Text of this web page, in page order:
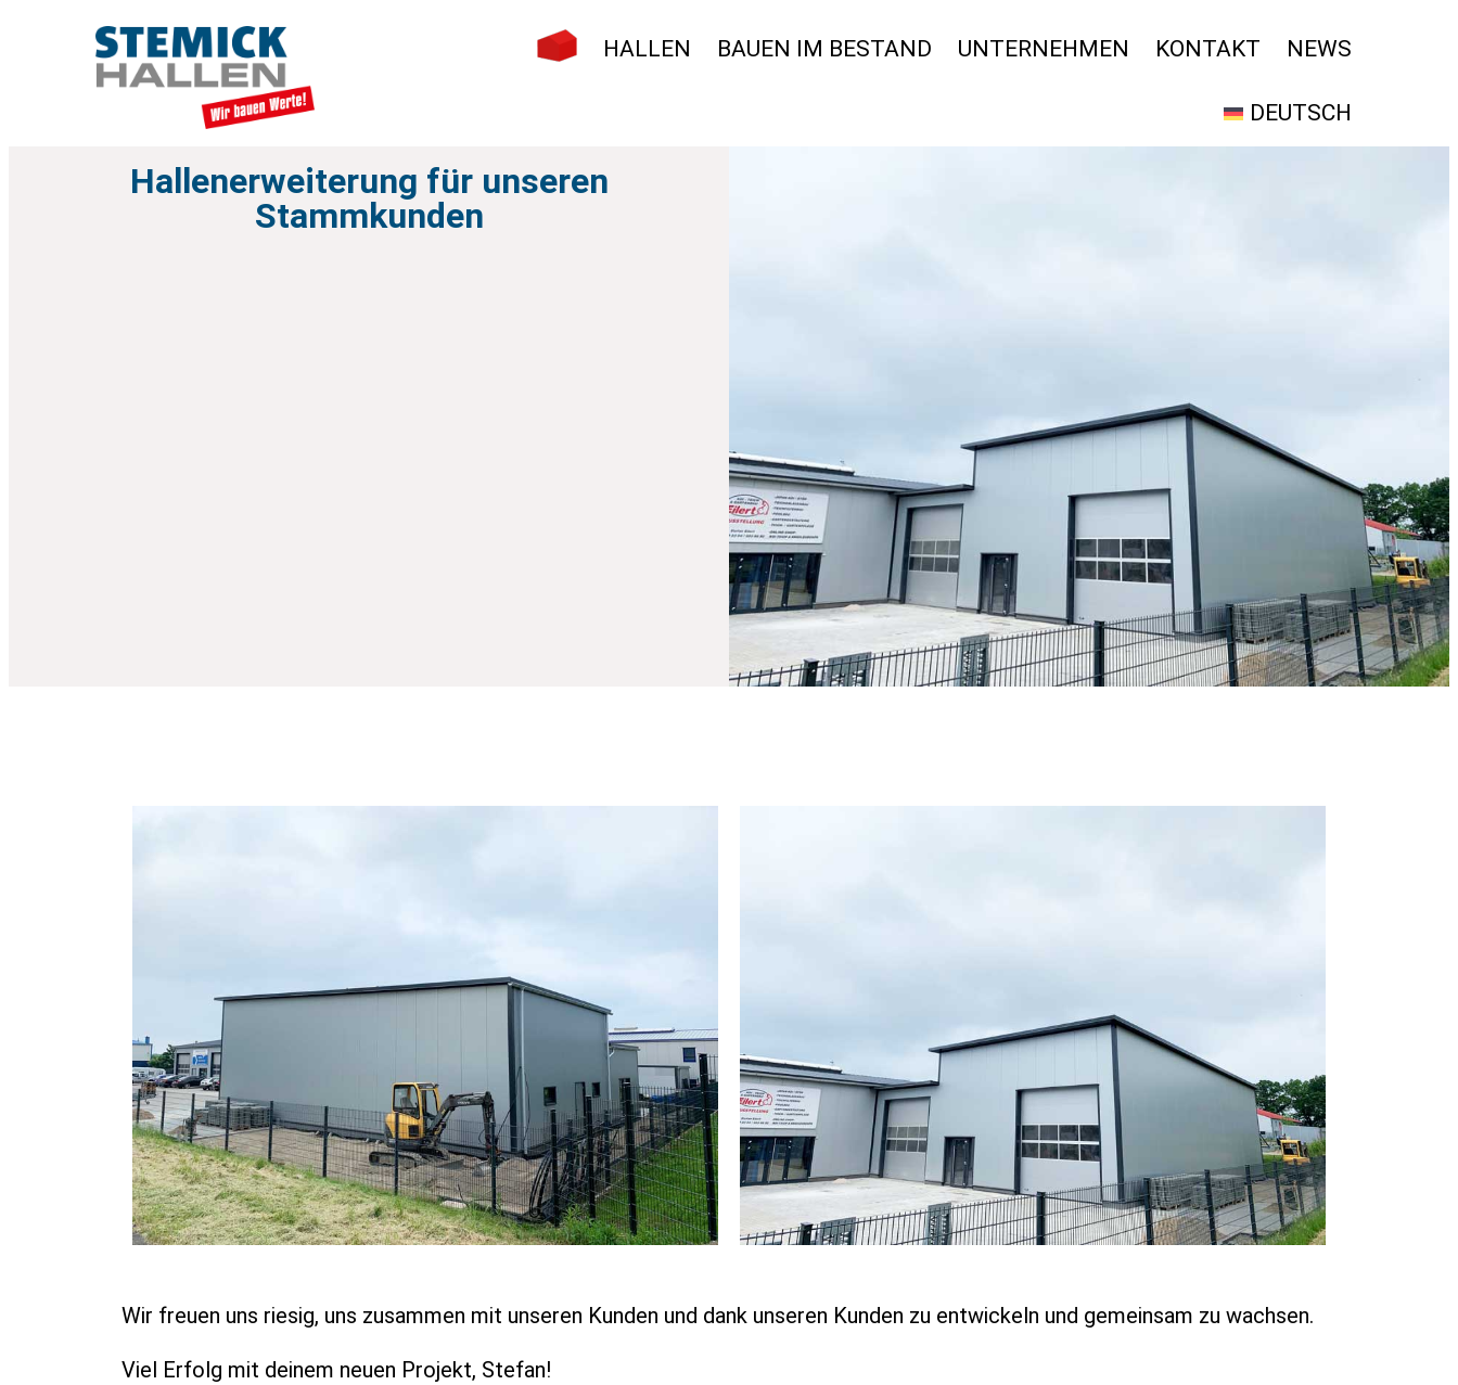
HALLEN BAUEN IM BESTAND UNTERNEHMEN KONTAKT NEWS
DEUTSCH
Hallenerweiterung für unseren
Stammkunden
Wir freuen uns riesig, uns zusammen mit unseren Kunden und dank unseren Kunden zu entwickeln und gemeinsam zu wachsen.
Viel Erfolg mit deinem neuen Projekt, Stefan!